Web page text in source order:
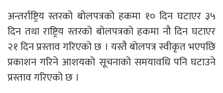
अन्तर्राष्ट्रिय स्तरको बोलपत्रको हकमा १० दिन घटाएर ३५
दिन तथा राष्ट्रिय स्तरको बोलपत्रको हकमा नौ दिन घटाएर
२१ दिन प्रस्ताव गरिएको छ । यस्तै बोलपत्र स्वीकृत भएपछि
प्रकाशन गरिने आशयको सूचनाको समयावधि पनि घटाउने
प्रस्ताव गरिएको छ ।